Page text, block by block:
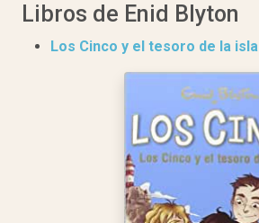
Libros de Enid Blyton
Los Cinco y el tesoro de la isla